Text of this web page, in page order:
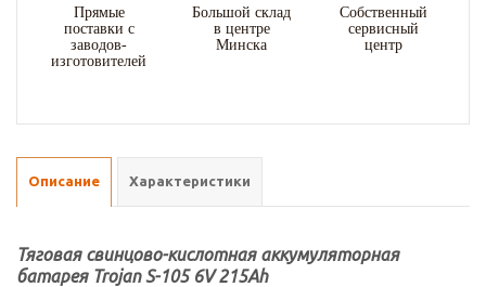
Прямые
поставки с
заводов-
изготовителей
Большой склад
в центре
Минска
Собственный
сервисный
центр
Описание Характеристики
Тяговая свинцово-кислотная аккумуляторная
батарея Trojan S-105 6V 215Ah